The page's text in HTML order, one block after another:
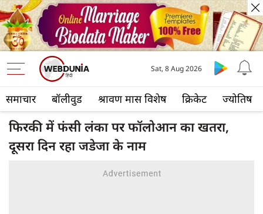
समाचार बॉलीवुड श्रावण मास विशेष क्रिकेट ज्योतिष
Sat, 8 Aug 2026
फिरकी में फंसी लंका पर फॉलोआन का खतरा,
दूसरा दिन रहा जडेजा के नाम